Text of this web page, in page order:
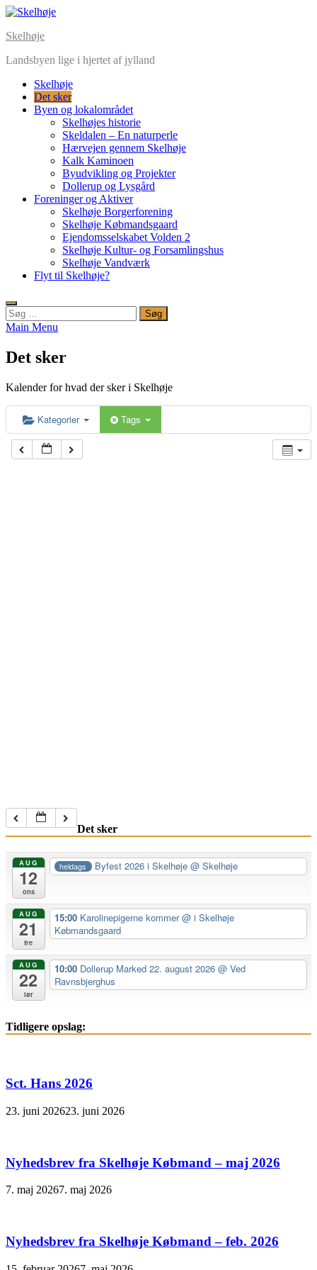
Skip
content
Skelhøje
Landsbyen lige i hjertet af jylland
Skelhøje
Det sker
Byen og lokalområdet
Skelhøjes historie
Skeldalen – En naturperle
Hærvejen gennem Skelhøje
Kalk Kaminoen
Byudvikling og Projekter
Dollerup og Lysgård
Foreninger og Aktiver
Skelhøje Borgerforening
Skelhøje Købmandsgaard
Ejendomsselskabet Volden 2
Skelhøje Kultur- og Forsamlingshus
Skelhøje Vandværk
Flyt til Skelhøje?
Søg
efter:
Main Menu
Det sker
Kalender for hvad der sker i Skelhøje
Kategorier Tags
Det sker
AUG
12
ons
heldags Byfest 2026 i Skelhøje@ Skelhøje
AUG
21
fre
15:00 Karolinepigerne kommer@ i Skelhøje
Købmandsgaard
AUG
22
lør
10:00 Dollerup Marked 22. august 2026 @ Ved
Ravnsbjerghus
Tidligere opslag:
Sct. Hans 2026
23. juni 202623. juni 2026
Nyhedsbrev fra Skelhøje Købmand – maj 2026
7. maj 20267. maj 2026
Nyhedsbrev fra Skelhøje Købmand – feb. 2026